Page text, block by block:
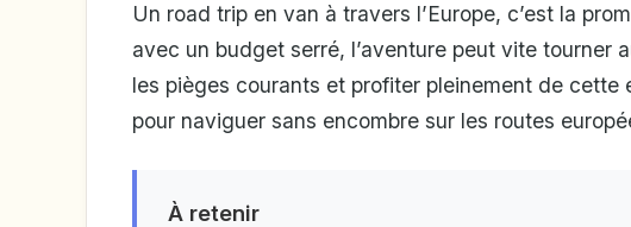
Un road trip en van à travers l’Europe, c’est la
avec un budget serré, l’aventure peut vite tourner
les pièges courants et profiter pleinement de cette
pour naviguer sans encombre sur les routes
À retenir